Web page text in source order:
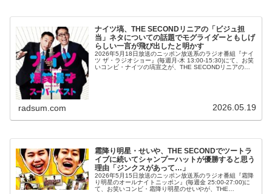
ナイツ塙、THE SECONDリニアの「ビジュ担
当」ネタについての話題でモグライダーともしげ
らしい一言が飛び出したと明かす
2026年5月18日放送のニッポン放送系のラジオ番組『ナイ
ツ ザ・ラジオショー』(毎週月-木 13:00-15:30)にて、お笑
いコンビ・ナイツの塙宣之が、THE SECONDリニアの
radsum.com 2026.05.19
霜降り明星・せいや、THE SECONDでツートラ
イブに続いてシャンプーハットが優勝すると思う
理由「ジンクスがあって…」
2026年5月15日放送のニッポン放送系のラジオ番組『霜降
り明星のオールナイトニッポン』(毎週金 25:00-27:00)に
て、お笑いコンビ・霜降り明星のせいやが、THE